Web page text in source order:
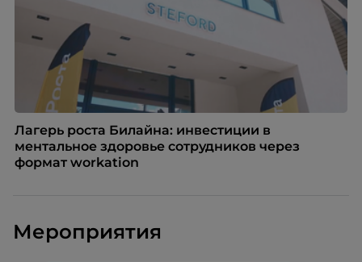
Лагерь роста Билайна: инвестиции в
ментальное здоровье сотрудников через
формат workation
Мероприятия